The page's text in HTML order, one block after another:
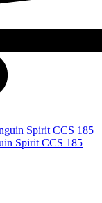
Spirit CCS 185